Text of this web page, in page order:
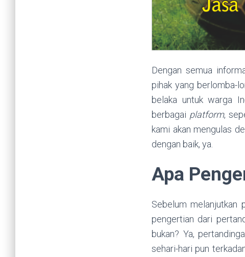
Dengan semua
pihak yang berlomba-
belaka untuk warga
berbagai platform,
kami akan mengulas
dengan baik, ya.
Apa
Sebelum melanjutkan
pengertian dari
bukan? Ya,
sehari-hari pun